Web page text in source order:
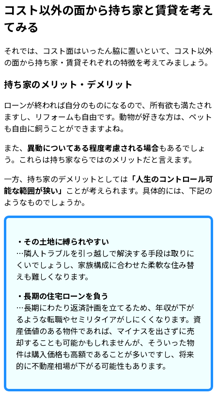
コスト以外の面から持ち家と賃貸を考え
てみる
それでは、コスト面はいったん脇に置いといて、コスト以外
の面から持ち家・賃貸それぞれの特徴を考えてみましょう。
持ち家のメリット・デメリット
ローンが終われば自分のものになるので、所有欲も満たされ
ますし、リフォームも自由です。動物が好きな方は、ペット
も自由に飼うことができますよね。
また、 異動についてある程度考慮される場合もあるでしょ
う。これらは持ち家ならではのメリットだと言えます。
一方、持ち家のデメリットとしては 「人生のコントロール可
能な範囲が狭い」 ことが考えられます。具体的には、下記の
ようなものでしょうか。
・その土地に縛られやすい
…隣人トラブルを引っ越しで解決する手段は取りに
くいでしょうし、家族構成に合わせた柔軟な住み替
えも難しくなります。
・長期の住宅ローンを負う
…長期にわたり返済計画を立てるため、年収が下が
るような転職やセミリタイアがしにくくなります。資
産価値のある物件であれば、マイナスを出さずに売
却することも可能かもしれませんが、そういった物
件は購入価格も高額であることが多いですし、将来
的に不動産相場が下がる可能性もあります。